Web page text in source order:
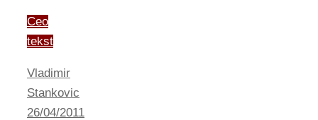
Ceo
tekst
Vladimir
Stankovic
26/04/2011